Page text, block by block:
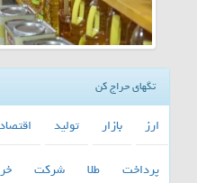
تگهای حراج کن
ارز بازار تولید اقتصاد
پرداخت
طلا شركت